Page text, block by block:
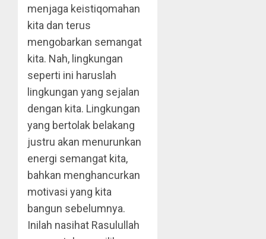
menjaga keistiqomahan
kita dan terus
mengobarkan semangat
kita. Nah, lingkungan
seperti ini haruslah
lingkungan yang sejalan
dengan kita. Lingkungan
yang bertolak belakang
justru akan menurunkan
energi semangat kita,
bahkan menghancurkan
motivasi yang kita
bangun sebelumnya.
Inilah nasihat Rasulullah